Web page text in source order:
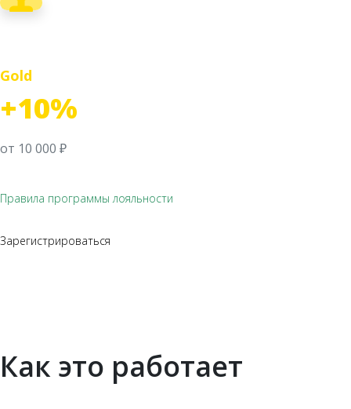
Gold
+10%
от 10 000 ₽
Правила программы лояльности
Зарегистрироваться
Как это работает